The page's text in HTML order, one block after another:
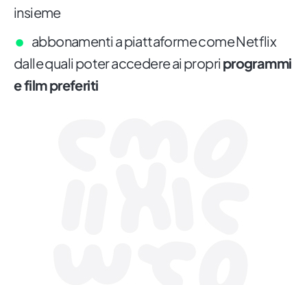
insieme
abbonamenti a piattaforme come Netflix
dalle quali poter accedere ai propri programmi
e film preferiti